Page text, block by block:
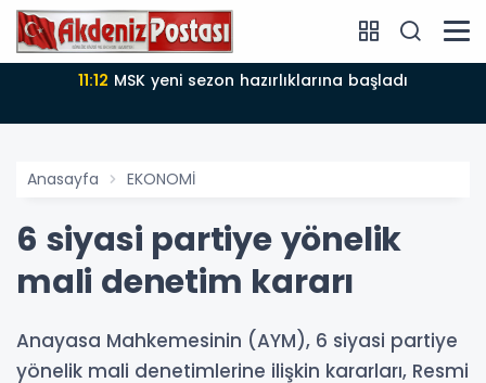
başladı 11:10 9 Ağustos 2026 Pazar
Anasayfa EKONOMİ
6 siyasi partiye yönelik
mali denetim kararı
Anayasa Mahkemesinin (AYM), 6 siyasi partiye
yönelik mali denetimlerine ilişkin kararları, Resmi